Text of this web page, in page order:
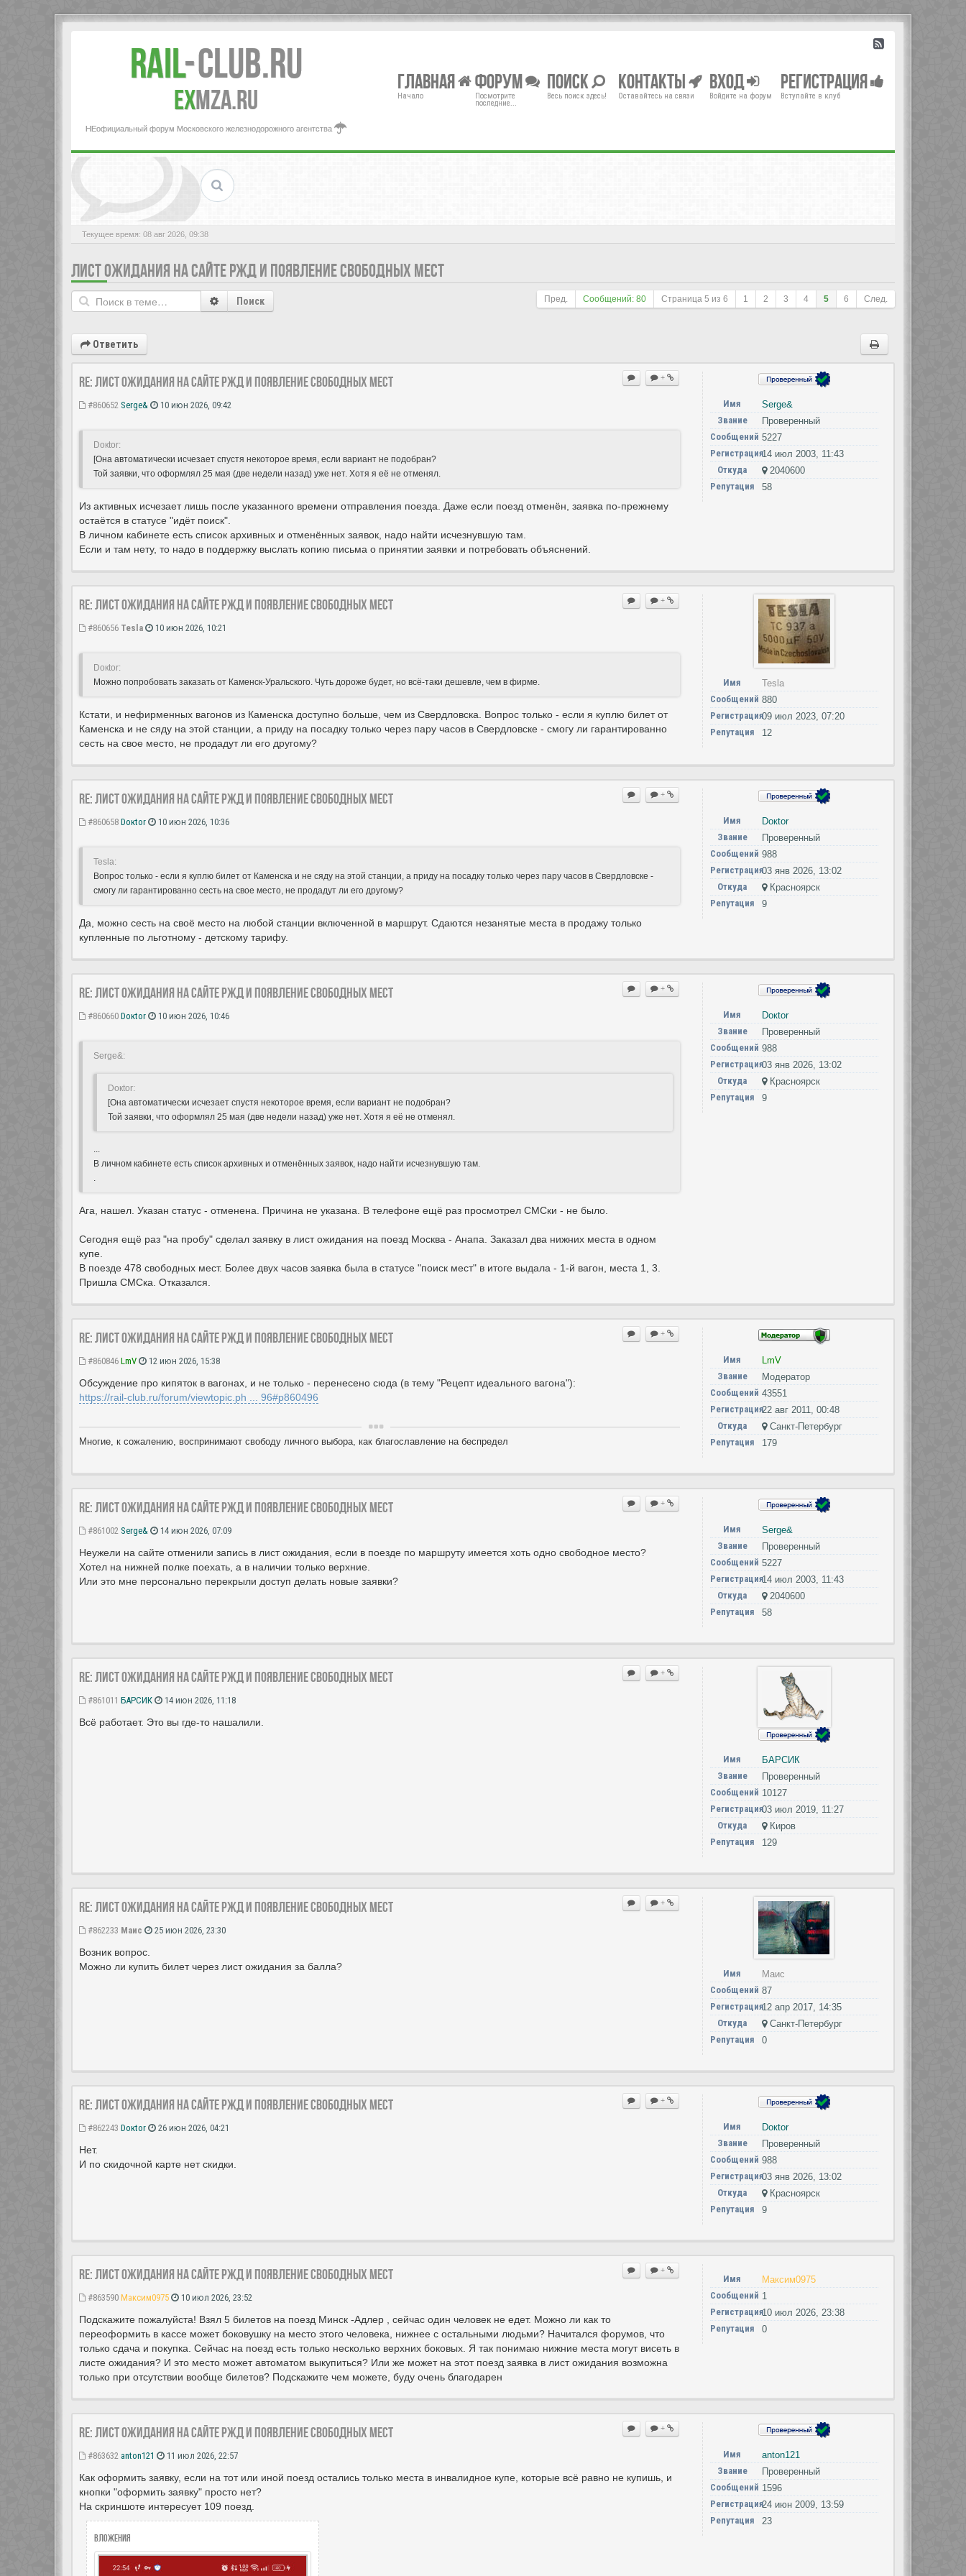
Rail-Club.RU
exMZA.RU
НЕофициальный форум Московского железнодорожного агентства
Главная
Начало
Форум
Посмотрите
последние...
Поиск
Весь поиск здесь!
Контакты
Оставайтесь на связи
Вход
Войдите на форум
Регистрация
Вступайте в клуб
Текущее время: 08 авг 2026, 09:38
ЛИСТ ОЖИДАНИЯ НА САЙТЕ РЖД И ПОЯВЛЕНИЕ СВОБОДНЫХ МЕСТ
Пред. Сообщений: 80 Страница 5 из 6 1 2 3 4 5 6 След.
Поиск
Ответить
+
Re: Лист ожидания на сайте РЖД и появление свободных мест
#860652 Serge& 10 июн 2026, 09:42
Doкtor:
[Она автоматически исчезает спустя некоторое время, если вариант не подобран?
Той заявки, что оформлял 25 мая (две недели назад) уже нет. Хотя я её не отменял.
Из активных исчезает лишь после указанного времени отправления поезда. Даже если поезд отменён, заявка по-прежнему
остаётся в статусе "идёт поиск".
В личном кабинете есть список архивных и отменённых заявок, надо найти исчезнувшую там.
Если и там нету, то надо в поддержку выслать копию письма о принятии заявки и потребовать объяснений.
Имя
Serge&
Звание
Проверенный
Сообщений 5227
Регистрация14 июл 2003, 11:43
Откуда
2040600
Репутация
58
+
Re: Лист ожидания на сайте РЖД и появление свободных мест
#860656 Tesla 10 июн 2026, 10:21
Doкtor:
Можно попробовать заказать от Каменск-Уральского. Чуть дороже будет, но всё-таки дешевле, чем в фирме.
Кстати, и нефирменных вагонов из Каменска доступно больше, чем из Свердловска. Вопрос только - если я куплю билет от
Каменска и не сяду на этой станции, а приду на посадку только через пару часов в Свердловске - смогу ли гарантированно
сесть на свое место, не продадут ли его другому?
Имя
Tesla
Сообщений 880
Регистрация09 июл 2023, 07:20
Репутация
12
+
Re: Лист ожидания на сайте РЖД и появление свободных мест
#860658 Doкtor 10 июн 2026, 10:36
Tesla:
Вопрос только - если я куплю билет от Каменска и не сяду на этой станции, а приду на посадку только через пару часов в Свердловске -
смогу ли гарантированно сесть на свое место, не продадут ли его другому?
Да, можно сесть на своё место на любой станции включенной в маршрут. Сдаются незанятые места в продажу только
купленные по льготному - детскому тарифу.
Имя
Doкtor
Звание
Проверенный
Сообщений 988
Регистрация03 янв 2026, 13:02
Откуда
Красноярск
Репутация
9
+
Re: Лист ожидания на сайте РЖД и появление свободных мест
#860660 Doкtor 10 июн 2026, 10:46
Serge&:
Doкtor:
[Она автоматически исчезает спустя некоторое время, если вариант не подобран?
Той заявки, что оформлял 25 мая (две недели назад) уже нет. Хотя я её не отменял.
...
В личном кабинете есть список архивных и отменённых заявок, надо найти исчезнувшую там.
.
Ага, нашел. Указан статус - отменена. Причина не указана. В телефоне ещё раз просмотрел СМСки - не было.
Сегодня ещё раз "на пробу" сделал заявку в лист ожидания на поезд Москва - Анапа. Заказал два нижних места в одном
купе.
В поезде 478 свободных мест. Более двух часов заявка была в статусе "поиск мест" в итоге выдала - 1-й вагон, места 1, 3.
Пришла СМСка. Отказался.
Имя
Doкtor
Звание
Проверенный
Сообщений 988
Регистрация03 янв 2026, 13:02
Откуда
Красноярск
Репутация
9
+
Re: Лист ожидания на сайте РЖД и появление свободных мест
#860846 LmV 12 июн 2026, 15:38
Обсуждение про кипяток в вагонах, и не только - перенесено сюда (в тему "Рецепт идеального вагона"):
https://rail-club.ru/forum/viewtopic.ph ... 96#p860496
Многие, к сожалению, воспринимают свободу личного выбора, как благославление на беспредел
Имя
LmV
Звание
Модератор
Сообщений 43551
Регистрация22 авг 2011, 00:48
Откуда
Санкт-Петербург
Репутация
179
+
Re: Лист ожидания на сайте РЖД и появление свободных мест
#861002 Serge& 14 июн 2026, 07:09
Неужели на сайте отменили запись в лист ожидания, если в поезде по маршруту имеется хоть одно свободное место?
Хотел на нижней полке поехать, а в наличии только верхние.
Или это мне персонально перекрыли доступ делать новые заявки?
Имя
Serge&
Звание
Проверенный
Сообщений 5227
Регистрация14 июл 2003, 11:43
Откуда
2040600
Репутация
58
+
Re: Лист ожидания на сайте РЖД и появление свободных мест
#861011 БАРСИК 14 июн 2026, 11:18
Всё работает. Это вы где-то нашалили.
Имя
БАРСИК
Звание
Проверенный
Сообщений 10127
Регистрация03 июл 2019, 11:27
Откуда
Киров
Репутация
129
+
Re: Лист ожидания на сайте РЖД и появление свободных мест
#862233 Маис 25 июн 2026, 23:30
Возник вопрос.
Можно ли купить билет через лист ожидания за балла?
Имя
Маис
Сообщений 87
Регистрация12 апр 2017, 14:35
Откуда
Санкт-Петербург
Репутация
0
+
Re: Лист ожидания на сайте РЖД и появление свободных мест
#862243 Doкtor 26 июн 2026, 04:21
Нет.
И по скидочной карте нет скидки.
Имя
Doкtor
Звание
Проверенный
Сообщений 988
Регистрация03 янв 2026, 13:02
Откуда
Красноярск
Репутация
9
+
Re: Лист ожидания на сайте РЖД и появление свободных мест
#863590 Максим0975 10 июл 2026, 23:52
Подскажите пожалуйста! Взял 5 билетов на поезд Минск -Адлер , сейчас один человек не едет. Можно ли как то
переоформить в кассе может боковушку на место этого человека, нижнее с остальными людьми? Начитался форумов, что
только сдача и покупка. Сейчас на поезд есть только несколько верхних боковых. Я так понимаю нижние места могут висеть в
листе ожидания? И это место может автоматом выкупиться? Или же может на этот поезд заявка в лист ожидания возможна
только при отсутствии вообще билетов? Подскажите чем можете, буду очень благодарен
Имя
Максим0975
Сообщений 1
Регистрация10 июл 2026, 23:38
Репутация
0
+
Re: Лист ожидания на сайте РЖД и появление свободных мест
#863632 anton121 11 июл 2026, 22:57
Как оформить заявку, если на тот или иной поезд остались только места в инвалидное купе, которые всё равно не купишь, и
кнопки "оформить заявку" просто нет?
На скриншоте интересует 109 поезд.
Вложения
Имя
anton121
Звание
Проверенный
Сообщений 1596
Регистрация24 июн 2009, 13:59
Репутация
23